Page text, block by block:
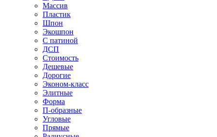
Массив
Пластик
Шпон
Экошпон
С патиной
ДСП
Стоимость
Дешевые
Дорогие
Эконом-класс
Элитные
Форма
П-образные
Угловые
Прямые